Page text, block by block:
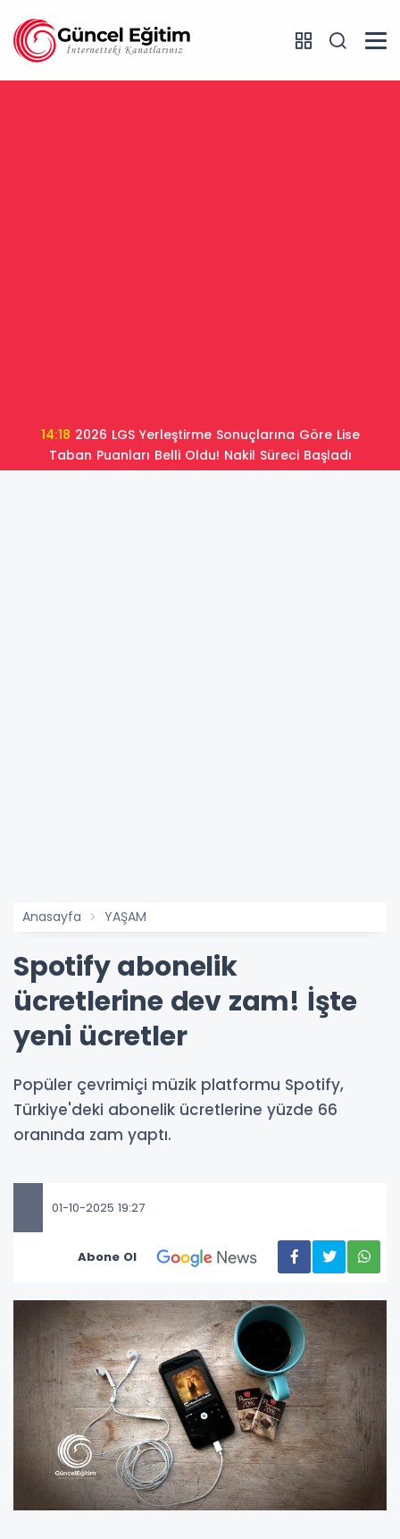
14:18
Taban Puanları Belli Oldu! Nakil Süreci Başladı
Anasayfa YAŞAM
Spotify abonelik
ücretlerine dev zam! İşte
yeni ücretler
Popüler çevrimiçi müzik platformu Spotify,
Türkiye'deki abonelik ücretlerine yüzde 66
oranında zam yaptı.
01-10-2025 19:27
Abone Ol